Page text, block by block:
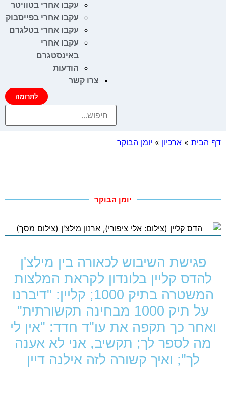
עקבו אחרי בטוויטר
עקבו אחרי בפייסבוק
עקבו אחרי בטלגרם
עקבו אחרי
באינסטגרם
הודעות
צרו קשר
לתרומה
דף הבית » ארכיון » יומן הבוקר
יומן הבוקר
פגישת השיבוש לכאורה בין מילצ'ן
להדס קליין בלונדון לקראת המלצות
המשטרה בתיק 1000; קליין: "דיברנו
על תיק 1000 מבחינה תקשורתית"
ואחר כך תקפה את עו"ד חדד: "אין לי
מה לספר לך; תקשיב, אני לא אענה
לך"; ואיך קשורה לזה אילנה דיין